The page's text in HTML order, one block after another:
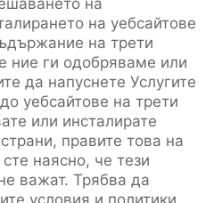
на
на уебсайтове
на трети
ние ги одобряваме или
да напуснете Услугите
уебсайтове на трети
или инсталирате
правите това на
наясно, че тези
важат. Трябва да
условия и политики,